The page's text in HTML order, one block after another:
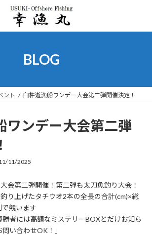
BLOG
ント 臼杵遊漁船ワンデー大会第二弾開催決定！
ワンデー大会第二弾
更
新
11/2025
会第二弾開催！第二弾も太刀魚釣り大会！
り上げたタチウオ2本の全長の合計(cm)×総
競います
者には高額なミステリーBOXとだけお知ら
い合わせOK！」